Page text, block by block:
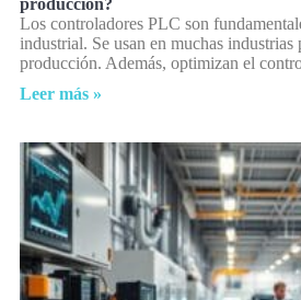
producción?
Los controladores PLC son
industrial. Se usan en muchas industrias
producción. Además, optimizan el
Leer más »